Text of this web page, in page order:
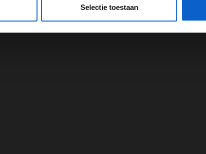
Selectie toestaan